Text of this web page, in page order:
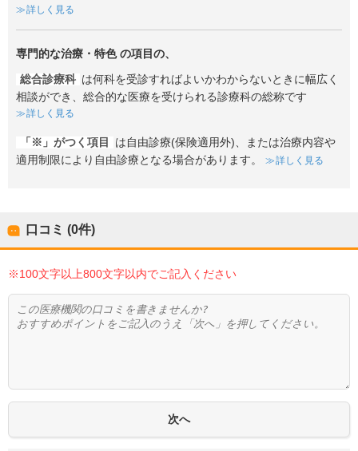
詳しく見る
専門的な治療・特色の項目の、
総合診療科 は何科を受診すればよいかわからないときに幅広く
相談ができ、総合的な医療を受けられる診療科の総称です
詳しく見る
「※」がつく項目
は自由診療(保険適用外)、または治療内容や
適用制限により自由診療となる場合があります。
詳しく見る
口コミ (0件)
※100文字以上800文字以内でご記入ください